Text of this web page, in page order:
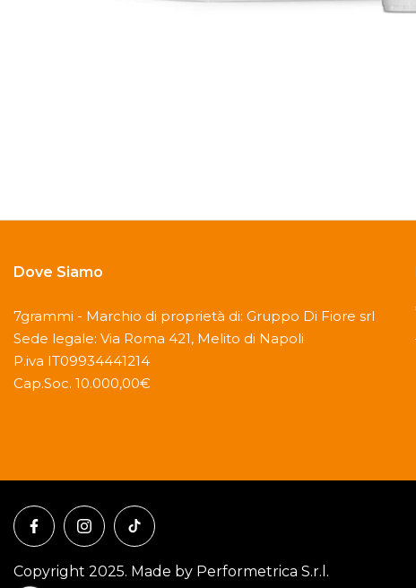
Dove Siamo
7grammi - Marchio di proprietà di: Gruppo Di Fiore srl
Sede legale: Via Roma 421, Melito di Napoli
P.iva IT09934441214
Cap.Soc. 10.000,00€
Copyright 2025. Made by Performetrica S.r.l.